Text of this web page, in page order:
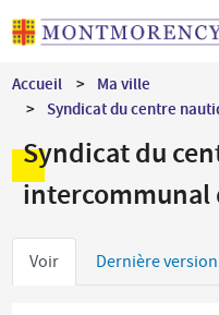
Accueil
Ma ville
Syndicat du centre
Syndicat du
intercommunal
Onglets
Voir Dernière version